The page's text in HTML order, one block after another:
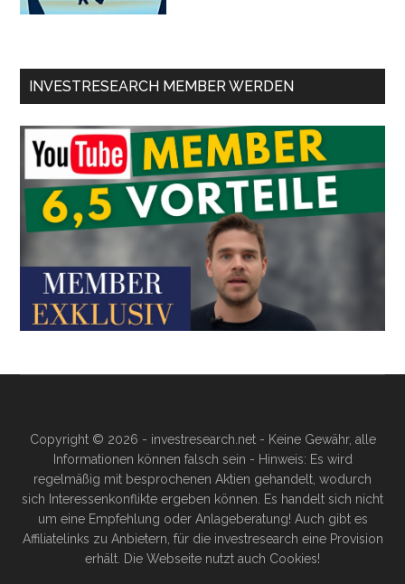
INVESTRESEARCH MEMBER WERDEN
Copyright © 2026 - investresearch.net - Keine Gewähr, alle
Informationen können falsch sein - Hinweis: Es wird
regelmäßig mit besprochenen Aktien gehandelt, wodurch
sich Interessenkonflikte ergeben können. Es handelt sich nicht
um eine Empfehlung oder Anlageberatung! Auch gibt es
Affiliatelinks zu Anbietern, für die investresearch eine Provision
erhält. Die Webseite nutzt auch Cookies!